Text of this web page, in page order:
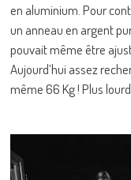
en aluminium. Pour
un anneau en argent
pouvait même être
Aujourd’hui assez
même 66 Kg ! Plus